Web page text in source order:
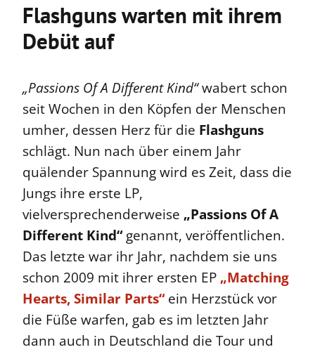
Flashguns warten mit ihrem
Debüt auf
„Passions Of A Different Kind“wabert schon
seit Wochen in den Köpfen der Menschen
umher, dessen Herz für die Flashguns
schlägt. Nun nach über einem Jahr
quälender Spannung wird es Zeit, dass die
Jungs ihre erste LP,
vielversprechenderweise „Passions Of A
Different Kind“genannt, veröffentlichen.
Das letzte war ihr Jahr, nachdem sie uns
schon 2009 mit ihrer ersten EP„Matching
Hearts, Similar Parts“ein Herzstück vor
die Füße warfen, gab es im letzten Jahr
dann auch in Deutschland die Tour und